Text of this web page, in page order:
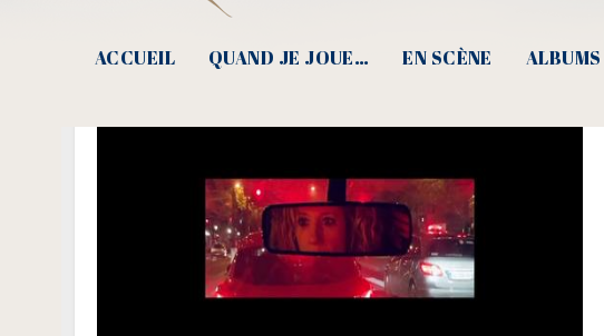
ACCUEIL QUAND JE JOUE… EN SCÈNE ALBUMS